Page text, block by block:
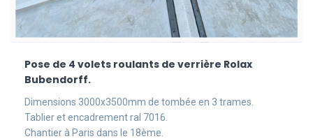
Pose de 4 volets roulants de verrière Rolax
Bubendorff.
Dimensions 3000x3500mm de tombée en 3 trames.
Tablier et encadrement ral 7016.
Chantier à Paris dans le 18ème.